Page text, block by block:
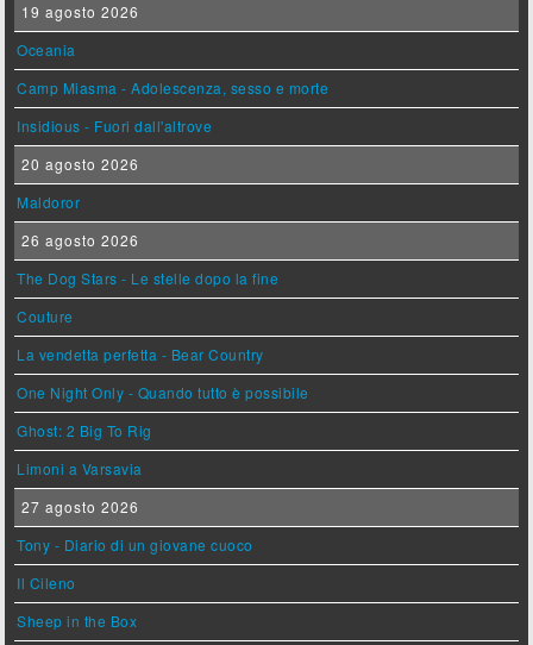
19 agosto 2026
Oceania
Camp Miasma - Adolescenza, sesso e morte
Insidious - Fuori dall'altrove
20 agosto 2026
Maldoror
26 agosto 2026
The Dog Stars - Le stelle dopo la fine
Couture
La vendetta perfetta - Bear Country
One Night Only - Quando tutto è possibile
Ghost: 2 Big To Rig
Limoni a Varsavia
27 agosto 2026
Tony - Diario di un giovane cuoco
Il Cileno
Sheep in the Box